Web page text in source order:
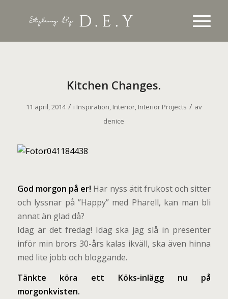
Kitchen Changes.
11 april, 2014 / i Inspiration, Interior, Interior Projects / av
denice
God morgon på er! Har nyss ätit frukost och sitter
och lyssnar på ”Happy” med Pharell, kan man bli
annat än glad då?
Idag är det fredag! Idag ska jag slå in presenter
inför min brors 30-års kalas ikväll, ska även hinna
med lite jobb och bloggande.
Tänkte köra ett Köks-inlägg nu på
morgonkvisten.